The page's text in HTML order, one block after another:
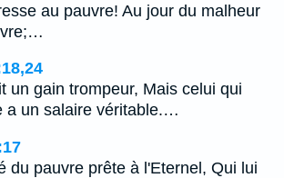
au pauvre! Au jour du malheur
un gain trompeur, Mais celui qui
a un salaire véritable.…
du pauvre prête à l'Eternel, Qui lui